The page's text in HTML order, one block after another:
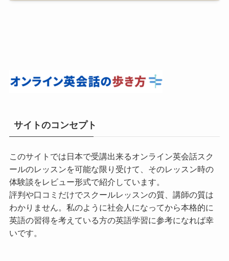
サイトのコンセプト
このサイトでは日本で受講出来るオンライン英会話スク
ールのレッスンを可能な限り受けて、そのレッスン時の
体験談をレビュー形式で紹介しています。
評判や口コミだけでスクールレッスンの質、講師の質は
わかりません。私のように社会人になってから本格的に
英語の習得を考えている方の英語学習に参考になれば幸
いです。